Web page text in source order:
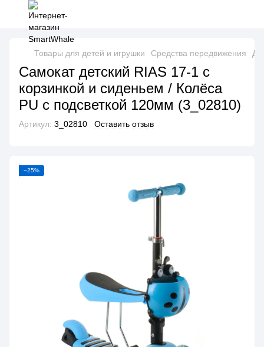
Товары для детей и игрушки Средства передвижения
Самокат детский RIAS 17-1 с
корзинкой и сиденьем / Колёса
PU с подсветкой 120мм (3_02810)
Артикул: 3_02810 Оставить отзыв
−25%